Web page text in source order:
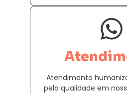
Atendimento
pela qualidade em